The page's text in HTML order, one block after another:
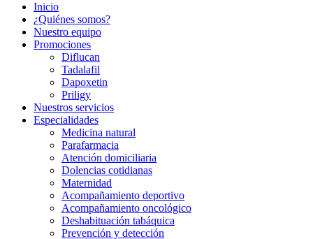
Inicio
¿Quiénes somos?
Nuestro equipo
Promociones
Diflucan
Tadalafil
Dapoxetin
Priligy
Nuestros servicios
Especialidades
Medicina natural
Parafarmacia
Atención domiciliaria
Dolencias cotidianas
Maternidad
Acompañamiento deportivo
Acompañamiento oncológico
Deshabituación tabáquica
Prevención y detección